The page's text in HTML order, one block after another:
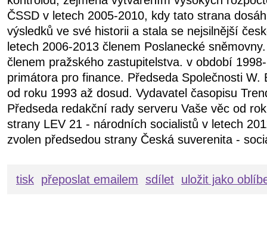
ČSSD v letech 2005-2010, kdy tato strana
výsledků ve své historii a stala se nejsilnější
letech 2006-2013 členem Poslanecké
členem pražského zastupitelstva. v období
primátora pro finance. Předseda Společnosti W.
od roku 1993 až dosud. Vydavatel časopisu
Předseda redakční rady serveru Vaše věc od
strany LEV 21 - národních socialistů v letech
zvolen předsedou strany Česká suverenita -
tisk přeposlat emailem sdílet uložit jako